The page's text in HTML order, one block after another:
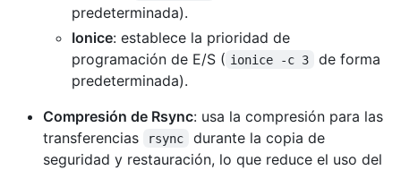
predeterminada).
Ionice: establece la prioridad de
programación de E/S ( ionice -c 3
de forma
predeterminada).
Compresión de Rsync: usa la compresión para las
transferencias
rsync
durante la copia de
seguridad y restauración, lo que reduce el uso del